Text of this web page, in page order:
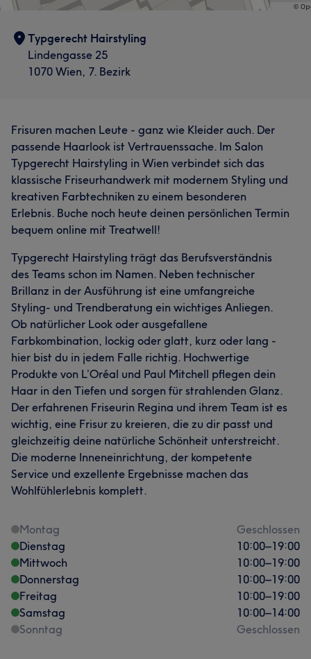
Typgerecht Hairstyling
Lindengasse 25
1070 Wien, 7. Bezirk
Frisuren machen Leute - ganz wie Kleider auch. Der
passende Haarlook ist Vertrauenssache. Im Salon
Typgerecht Hairstyling in Wien verbindet sich das
klassische Friseurhandwerk mit modernem Styling und
kreativen Farbtechniken zu einem besonderen
Erlebnis. Buche noch heute deinen persönlichen Termin
bequem online mit Treatwell!
Typgerecht Hairstyling trägt das Berufsverständnis
des Teams schon im Namen. Neben technischer
Brillanz in der Ausführung ist eine umfangreiche
Styling- und Trendberatung ein wichtiges Anliegen.
Ob natürlicher Look oder ausgefallene
Farbkombination, lockig oder glatt, kurz oder lang -
hier bist du in jedem Falle richtig. Hochwertige
Produkte von L’Oréal und Paul Mitchell pflegen dein
Haar in den Tiefen und sorgen für strahlenden Glanz.
Der erfahrenen Friseurin Regina und ihrem Team ist es
wichtig, eine Frisur zu kreieren, die zu dir passt und
gleichzeitig deine natürliche Schönheit unterstreicht.
Die moderne Inneneinrichtung, der kompetente
Service und exzellente Ergebnisse machen das
Wohlfühlerlebnis komplett.
Montag
Geschlossen
Dienstag
10:00–19:00
Mittwoch
10:00–19:00
Donnerstag
10:00–19:00
Freitag
10:00–19:00
Samstag
10:00–14:00
Sonntag
Geschlossen